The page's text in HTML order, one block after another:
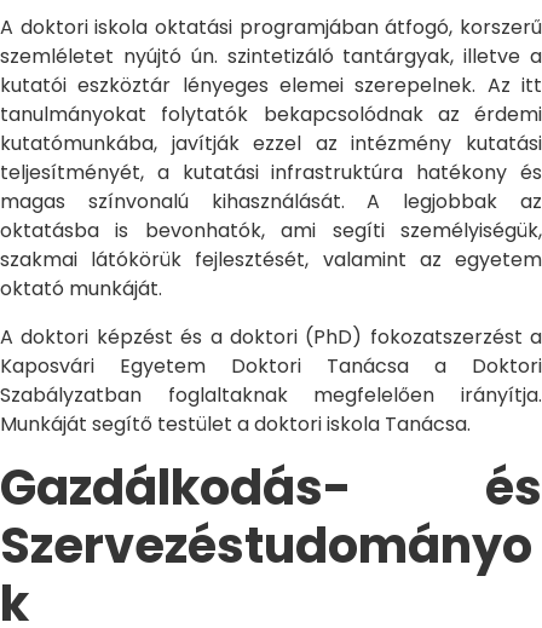
A doktori iskola oktatási programjában átfogó, korszerű
szemléletet nyújtó ún. szintetizáló tantárgyak, illetve a
kutatói eszköztár lényeges elemei szerepelnek. Az itt
tanulmányokat folytatók bekapcsolódnak az érdemi
kutatómunkába, javítják ezzel az intézmény kutatási
teljesítményét, a kutatási infrastruktúra hatékony és
magas színvonalú kihasználását. A legjobbak az
oktatásba is bevonhatók, ami segíti személyiségük,
szakmai látókörük fejlesztését, valamint az egyetem
oktató munkáját.
A doktori képzést és a doktori (PhD) fokozatszerzést a
Kaposvári Egyetem Doktori Tanácsa a Doktori
Szabályzatban foglaltaknak megfelelően irányítja.
Munkáját segítő testület a doktori iskola Tanácsa.
Gazdálkodás- és
Szervezéstudományo
k